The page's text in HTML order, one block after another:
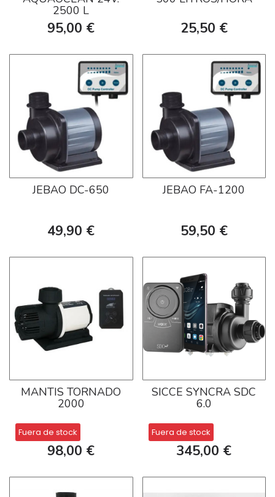
2500 L
95,00 € 25,50 €
JEBAO DC-650
49,90 €
JEBAO FA-1200
59,50 €
MANTIS TORNADO
2000
Fuera de stock
98,00 €
SICCE SYNCRA SDC
6.0
Fuera de stock
345,00 €